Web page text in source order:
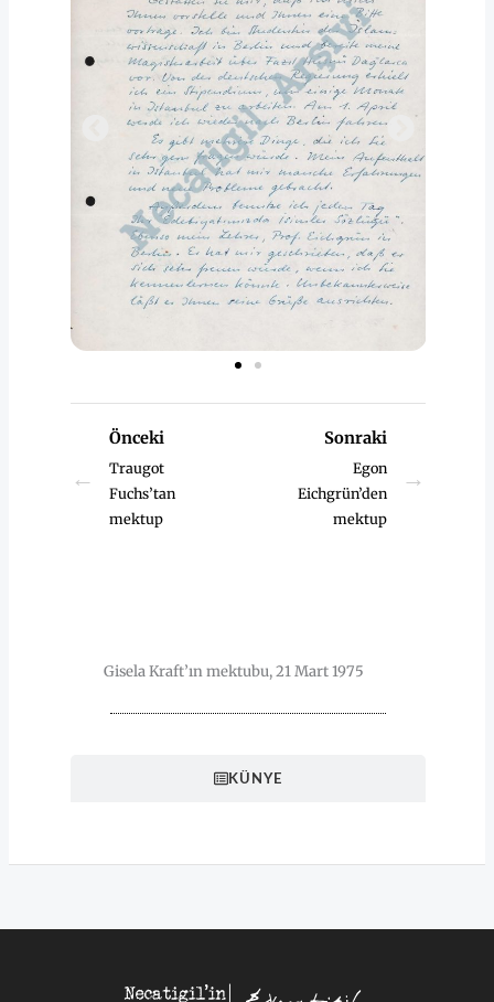
←
Önceki
Traugot
Fuchs’tan
mektup
Sonraki
Egon
Eichgrün’den
mektup
→
KÜNYE
Gisela Kraft’ın mektubu, 21 Mart 1975